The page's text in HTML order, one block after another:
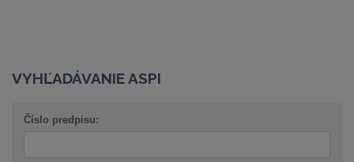
VYHĽADÁVANIE ASPI
Číslo predpisu: